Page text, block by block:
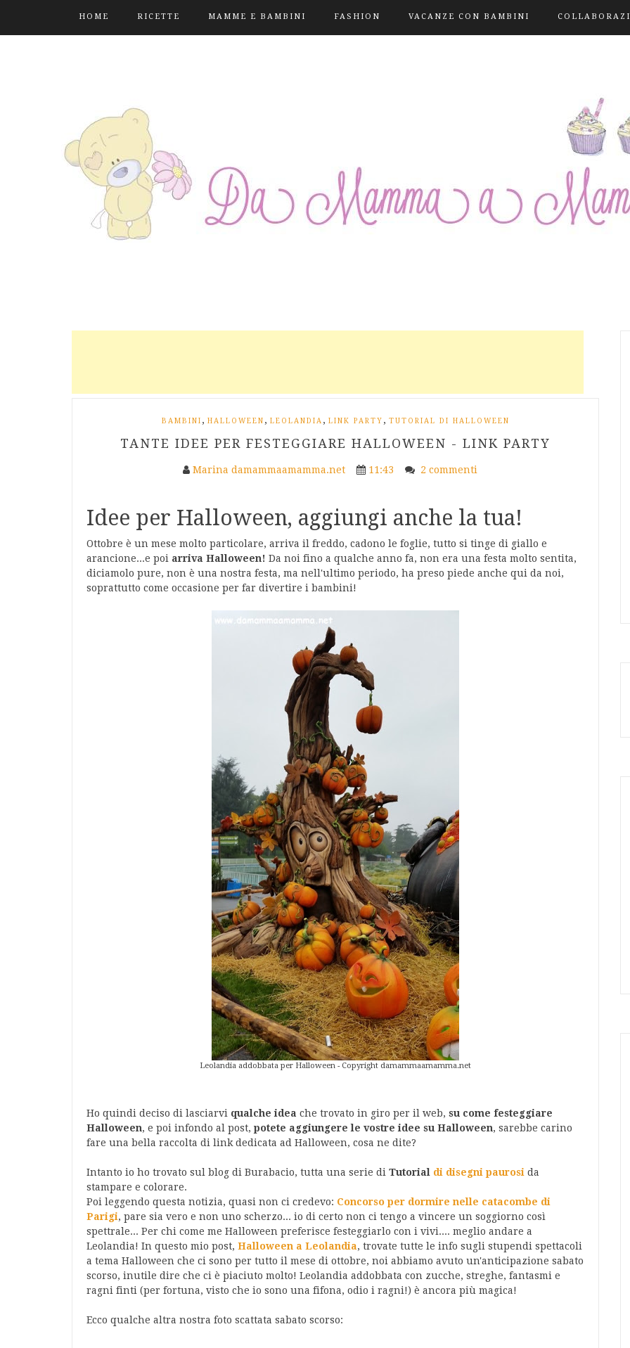
HOME RICETTE MAMME E BAMBINI FASHION VACANZE CON BAMBINI
BAMBINI , HALLOWEEN , LEOLANDIA , LINK PARTY , TUTORIAL DI HALLOWEEN
TANTE IDEE PER FESTEGGIARE HALLOWEEN - LINK PARTY
Marina damammaamamma.net 11:43 2 commenti
Idee per Halloween, aggiungi anche la tua!
Ottobre è un mese molto particolare, arriva il freddo, cadono le foglie, tutto si tinge di giallo e
arancione...e poi arriva Halloween! Da noi fino a qualche anno fa, non era una festa molto sentita,
diciamolo pure, non è una nostra festa, ma nell'ultimo periodo, ha preso piede anche qui da noi,
soprattutto come occasione per far divertire i bambini!
Leolandia addobbata per Halloween - Copyright damammaamamma.net
Ho quindi deciso di lasciarvi qualche idea che trovato in giro per il web, su come festeggiare
Halloween, e poi infondo al post, potete aggiungere le vostre idee su Halloween, sarebbe carino
fare una bella raccolta di link dedicata ad Halloween, cosa ne dite?
Intanto io ho trovato sul blog di Burabacio, tutta una serie di Tutorial di disegni paurosi da
stampare e colorare.
Poi leggendo questa notizia, quasi non ci credevo: Concorso per dormire nelle catacombe di
Parigi, pare sia vero e non uno scherzo... io di certo non ci tengo a vincere un soggiorno così
spettrale... Per chi come me Halloween preferisce festeggiarlo con i vivi.... meglio andare a
Leolandia! In questo mio post, Halloween a Leolandia, trovate tutte le info sugli stupendi spettacoli
a tema Halloween che ci sono per tutto il mese di ottobre, noi abbiamo avuto un'anticipazione sabato
scorso, inutile dire che ci è piaciuto molto! Leolandia addobbata con zucche, streghe, fantasmi e
ragni finti (per fortuna, visto che io sono una fifona, odio i ragni!) è ancora più magica!
Ecco qualche altra nostra foto scattata sabato scorso: